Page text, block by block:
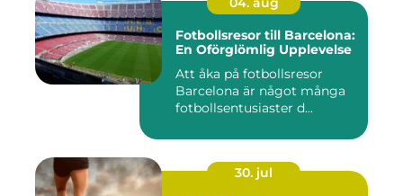
Fotbollsresor till Barcelona:
En Oförglömlig Upplevelse
Att åka på fotbollsresor
Barcelona är något många
fotbollsentusiaster d...
30. jul